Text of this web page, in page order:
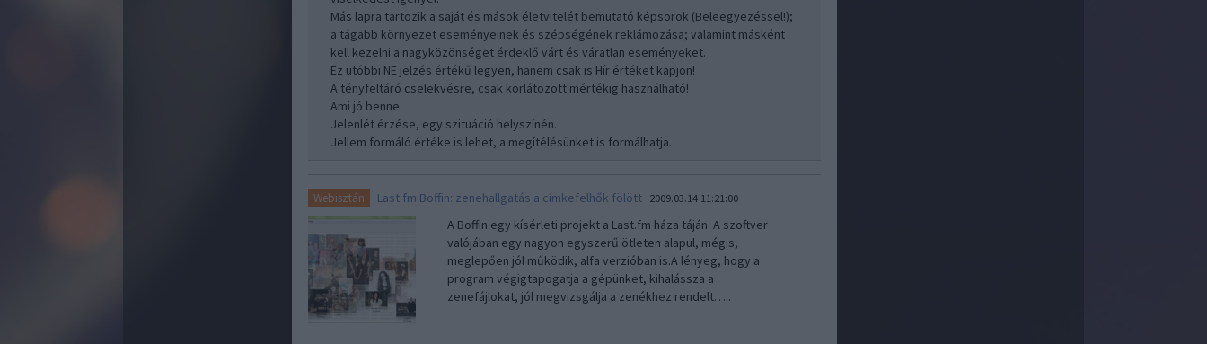
Más lapra tartozik a saját és mások életvitelét bemutató képsorok (Beleegyezéssel!);
a tágabb környezet eseményeinek és szépségének reklámozása; valamint másként
kell kezelni a nagyközönséget érdeklő várt és váratlan eseményeket.
Ez utóbbi NE jelzés értékű legyen, hanem csak is Hír értéket kapjon!
A tényfeltáró cselekvésre, csak korlátozott mértékig használható!
Ami jó benne:
Jelenlét érzése, egy szituáció helyszínén.
Jellem formáló értéke is lehet, a megítélésünket is formálhatja.
Webisztán Last.fm Boffin: zenehallgatás a címkefelhők fölött 2009.03.14 11:21:00
A Boffin egy kísérleti projekt a Last.fm háza táján. A szoftver
valójában egy nagyon egyszerű ötleten alapul, mégis,
meglepően jól működik, alfa verzióban is.A lényeg, hogy a
program végigtapogatja a gépünket, kihalássza a
zenefájlokat, jól megvizsgálja a zenékhez rendelt…..